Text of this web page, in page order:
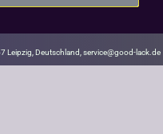
Leipzig, Deutschland, service@good-lack.de